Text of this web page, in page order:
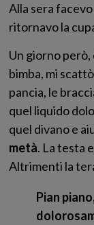
Alla sera
ritornavo la
Un giorno però,
bimba, mi
pancia, le
quel liquido
quel divano e
metà. La testa
Altrimenti la
Pian